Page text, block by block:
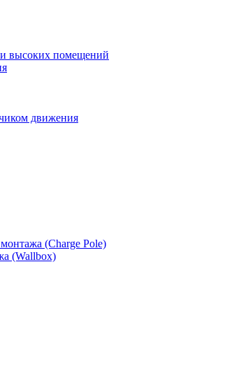
высоких помещений
движения
(Charge Pole)
(Wallbox)